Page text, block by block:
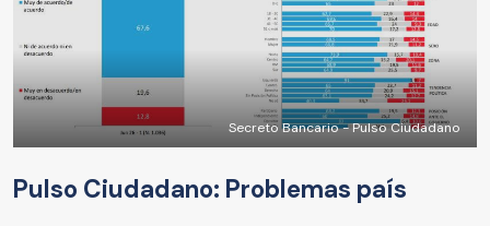
Secreto Bancario - Pulso Ciudadano
Pulso Ciudadano: Problemas país